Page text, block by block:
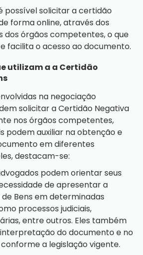
possível solicitar a certidão
forma online, através dos
dos órgãos competentes, o que
facilita o acesso ao documento.
utilizam a a Certidão
na negociação
solicitar a Certidão Negativa
nos órgãos competentes,
podem auxiliar na obtenção e
em diferentes
destacam-se:
podem orientar seus
de apresentar a
Bens em determinadas
processos judiciais,
entre outros. Eles também
do documento e no
a legislação vigente.